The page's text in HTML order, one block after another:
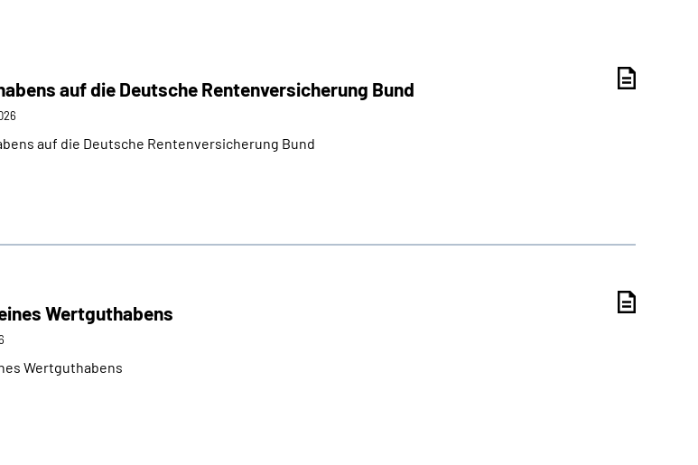
auf die Deutsche Rentenversicherung Bund
auf die Deutsche Rentenversicherung Bund
Wertguthabens
Wertguthabens